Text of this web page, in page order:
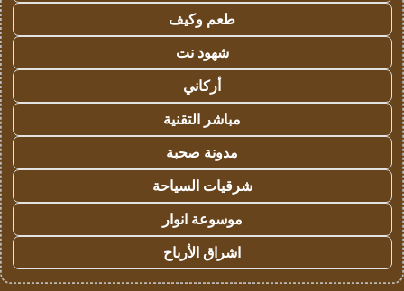
طعم وكيف
شهود نت
أركاني
مباشر التقنية
مدونة صحبة
شرقيات السياحة
موسوعة انوار
اشراق الأرباح